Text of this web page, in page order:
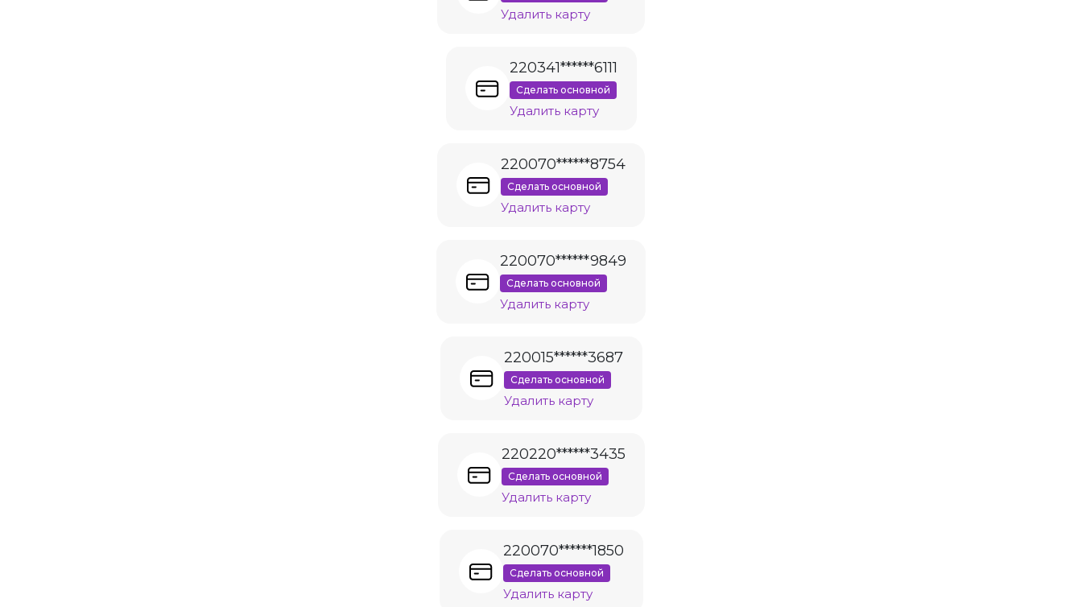
Удалить карту
220341******6111
Сделать основной
Удалить карту
220070******8754
Сделать основной
Удалить карту
220070******9849
Сделать основной
Удалить карту
220015******3687
Сделать основной
Удалить карту
220220******3435
Сделать основной
Удалить карту
220070******1850
Сделать основной
Удалить карту